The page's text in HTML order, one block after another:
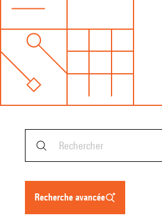
recherche avancée